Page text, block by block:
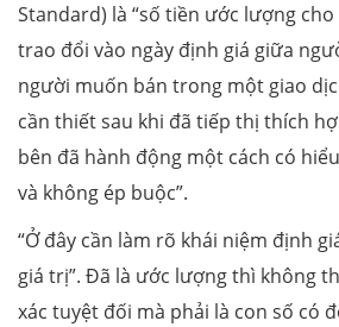
Standard) là “số tiền ước lượng
trao đổi vào ngày định giá giữa
người muốn bán trong một giao
cần thiết sau khi đã tiếp thị thích
bên đã hành động một cách có
và không ép buộc”.
“Ở đây cần làm rõ khái niệm định
giá trị”. Đã là ước lượng thì không
xác tuyệt đối mà phải là con số có